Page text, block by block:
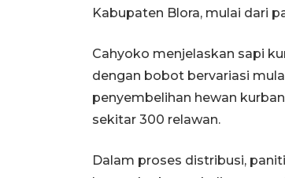
Kabupaten Blora, mulai dari
Cahyoko menjelaskan sapi
dengan bobot bervariasi
penyembelihan hewan
sekitar 300 relawan.
Dalam proses distribusi,